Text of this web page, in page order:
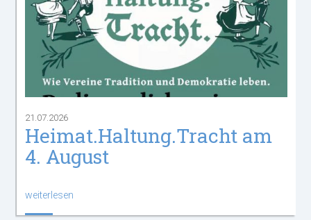
21.07.2026
Heimat.Haltung.Tracht am
4. August
weiterlesen